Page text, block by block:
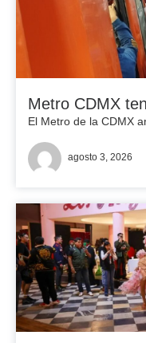
Metro CDMX
El Metro de la CDMX
agosto 3, 2026